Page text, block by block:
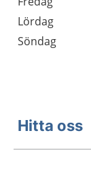
Lördag
Söndag
Hitta oss